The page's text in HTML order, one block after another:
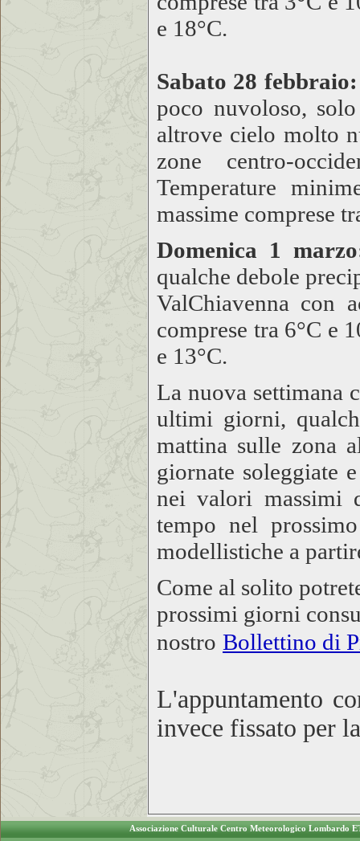
e 18°C.
Sabato 28 febbraio:
poco nuvoloso,
altrove cielo molto
zone centro-
Temperature
massime comprese
Domenica 1
qualche debole
ValChiavenna con
comprese tra 6°C e
e 13°C.
La nuova settimana
ultimi giorni,
mattina sulle zona
giornate soleggiate
nei valori massimi
tempo nel
modellistiche a
Come al solito
prossimi giorni
nostro Bollettino di
L'appuntamento
invece fissato per
Associazione Culturale Centro Meteorologico Lombardo